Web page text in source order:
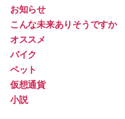
お知らせ
こんな未来ありそうですか
オススメ
バイク
ペット
仮想通貨
小説